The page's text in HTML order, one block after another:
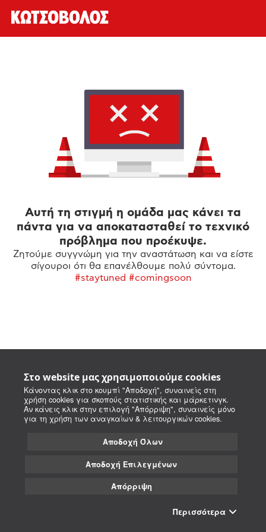
Στο website μας χρησιμοποιούμε cookies
Κάνοντας κλικ στο κουμπί "Αποδοχή", συναινείς στη
χρήση cookies για σκοπούς στατιστικής και μάρκετινγκ.
Αν κάνεις κλικ στην επιλογή "Απόρριψη", συναινείς μόνο
για τη χρήση των αναγκαίων & λειτουργικών cookies.
Αποδοχή Όλων
Αποδοχή Επιλεγμένων
Απόρριψη
Περισσότερα
Αυτή τη στιγμή η ομάδα μας κάνει τα
πάντα για να αποκατασταθεί το τεχνικό
πρόβλημα που προέκυψε.
Ζητούμε συγγνώμη για την αναστάτωση και να είστε
σίγουροι ότι θα επανέλθουμε πολύ σύντομα.
#staytuned #comingsoon